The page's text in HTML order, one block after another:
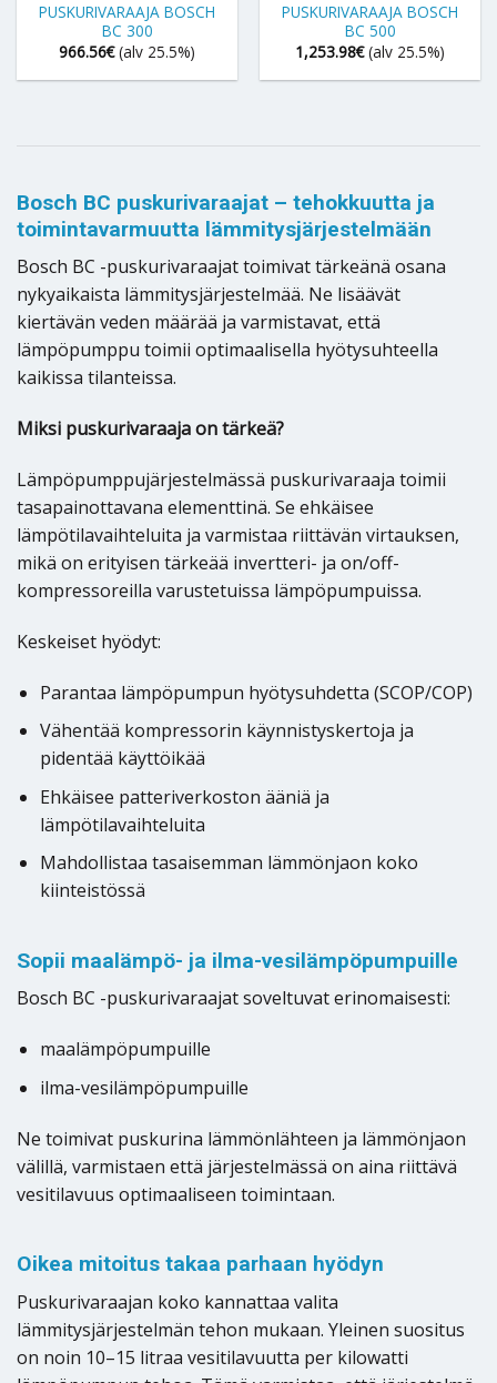
PUSKURIVARAAJA BOSCH
BC 300
966.56€ (alv 25.5%)
PUSKURIVARAAJA BOSCH
BC 500
1,253.98€ (alv 25.5%)
Bosch BC puskurivaraajat – tehokkuutta ja
toimintavarmuutta lämmitysjärjestelmään
Bosch BC -puskurivaraajat toimivat tärkeänä osana
nykyaikaista lämmitysjärjestelmää. Ne lisäävät
kiertävän veden määrää ja varmistavat, että
lämpöpumppu toimii optimaalisella hyötysuhteella
kaikissa tilanteissa.
Miksi puskurivaraaja on tärkeä?
Lämpöpumppujärjestelmässä puskurivaraaja toimii
tasapainottavana elementtinä. Se ehkäisee
lämpötilavaihteluita ja varmistaa riittävän virtauksen,
mikä on erityisen tärkeää invertteri- ja on/off-
kompressoreilla varustetuissa lämpöpumpuissa.
Keskeiset hyödyt:
Parantaa lämpöpumpun hyötysuhdetta (SCOP/COP)
Vähentää kompressorin käynnistyskertoja ja
pidentää käyttöikää
Ehkäisee patteriverkoston ääniä ja
lämpötilavaihteluita
Mahdollistaa tasaisemman lämmönjaon koko
kiinteistössä
Sopii maalämpö- ja ilma-vesilämpöpumpuille
Bosch BC -puskurivaraajat soveltuvat erinomaisesti:
maalämpöpumpuille
ilma-vesilämpöpumpuille
Ne toimivat puskurina lämmönlähteen ja lämmönjaon
välillä, varmistaen että järjestelmässä on aina riittävä
vesitilavuus optimaaliseen toimintaan.
Oikea mitoitus takaa parhaan hyödyn
Puskurivaraajan koko kannattaa valita
lämmitysjärjestelmän tehon mukaan. Yleinen suositus
on noin 10–15 litraa vesitilavuutta per kilowatti